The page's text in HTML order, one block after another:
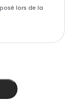
lors de la